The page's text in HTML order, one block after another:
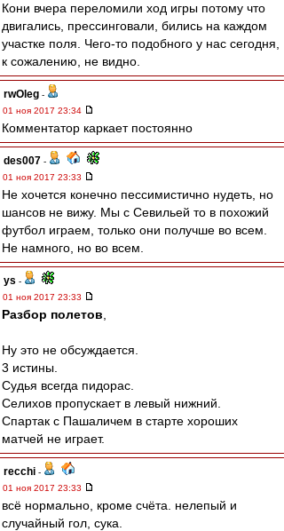
Кони вчера переломили ход игры потому что
двигались, прессинговали, бились на каждом
участке поля. Чего-то подобного у нас сегодня,
к сожалению, не видно.
rwOleg -
01 ноя 2017 23:34
Комментатор каркает постоянно
des007 -
01 ноя 2017 23:33
Не хочется конечно пессимистично нудеть, но
шансов не вижу. Мы с Севильей то в похожий
футбол играем, только они получше во всем.
Не намного, но во всем.
ys -
01 ноя 2017 23:33
Разбор полетов
Ну это не обсуждается.
3 истины.
Судья всегда пидорас.
Селихов пропускает в левый нижний.
Спартак с Пашаличем в старте хороших
матчей не играет.
recchi -
01 ноя 2017 23:33
всё нормально, кроме счёта. нелепый и
случайный гол, сука.